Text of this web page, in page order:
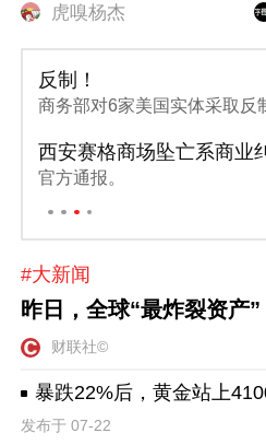
虎嗅杨杰
反制！
商务部对6家美国实体采取反
西安赛格商场坠亡系商业
官方通报。
#大新闻
昨日，全球“最炸裂资产
财联社©
暴跌22%后，黄金站上4100
发布于 07-22